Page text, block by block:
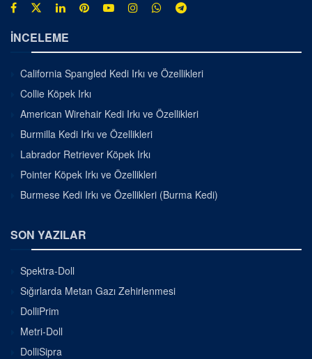
İNCELEME
California Spangled Kedi Irkı ve Özellikleri
Collie Köpek Irkı
American Wirehair Kedi Irkı ve Özellikleri
Burmilla Kedi Irkı ve Özellikleri
Labrador Retriever Köpek Irkı
Pointer Köpek Irkı ve Özellikleri
Burmese Kedi Irkı ve Özellikleri (Burma Kedi)
SON YAZILAR
Spektra-Doll
Sığırlarda Metan Gazı Zehirlenmesi
DolliPrim
Metri-Doll
DolliSipra